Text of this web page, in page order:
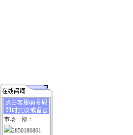
市场一部：
2850186861